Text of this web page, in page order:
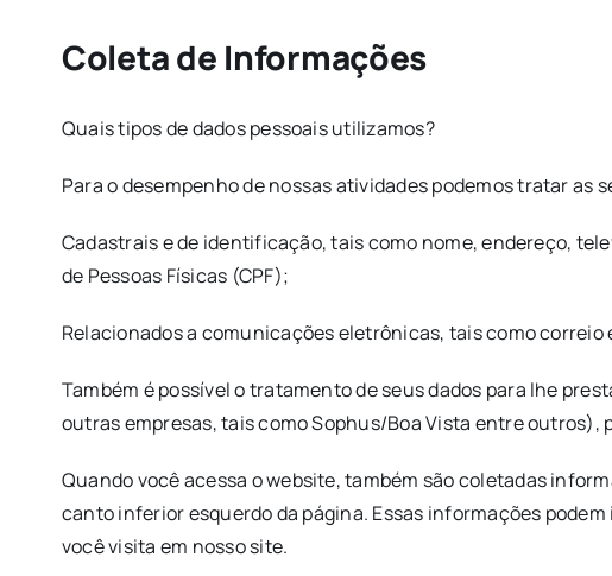
Coleta de Informações
Quais tipos de dados pessoais utilizamos?
Para o desempenho de nossas atividades podemos tratar as
Cadastrais e de identificação, tais como nome, endereço,
de Pessoas Físicas (CPF);
Relacionados a comunicações eletrônicas, tais como
Também é possível o tratamento de seus dados para lhe
outras empresas, tais como Sophus/Boa Vista entre
Quando você acessa o website, também são coletadas
canto inferior esquerdo da página. Essas informações
você visita em nosso site.